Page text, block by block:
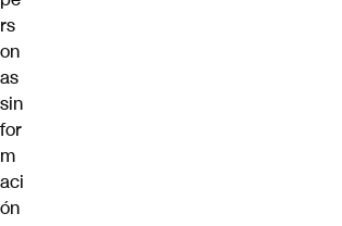
rs
on
as
sin
for
m
aci
ón